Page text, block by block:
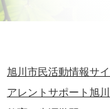
旭川市民活動情報サ
アレントサポート旭川